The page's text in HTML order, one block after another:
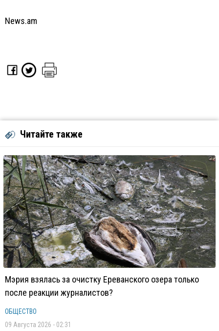
News.am
Читайте также
Мэрия взялась за очистку Ереванского озера только
после реакции журналистов?
ОБЩЕСТВО
09 Августа 2026 - 02:31